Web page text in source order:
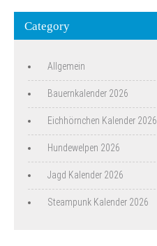
Category
Allgemein
Bauernkalender 2026
Eichhörnchen Kalender 2026
Hundewelpen 2026
Jagd Kalender 2026
Steampunk Kalender 2026